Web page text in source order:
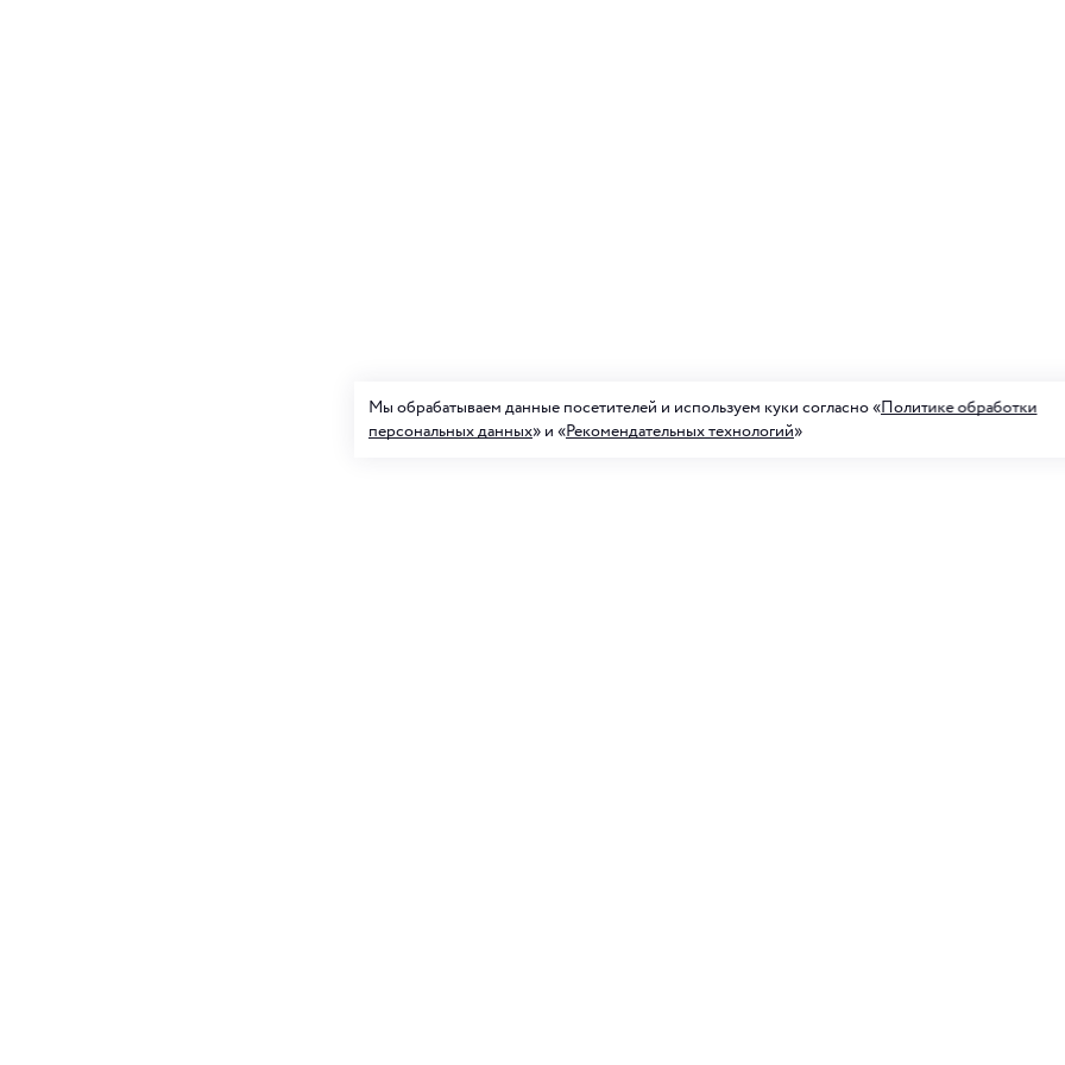
Мы обрабатываем данные посетителей и используем куки согласно «Политике обработки
персональных данных» и «Рекомендательных технологий»